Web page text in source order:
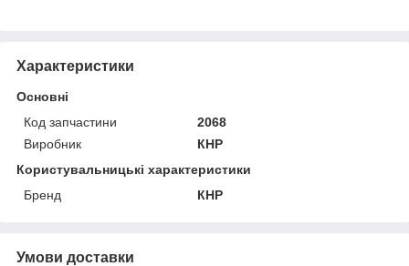
Характеристики
Основні
Код запчастини
2068
Виробник
КНР
Користувальницькі характеристики
Бренд
КНР
Умови доставки